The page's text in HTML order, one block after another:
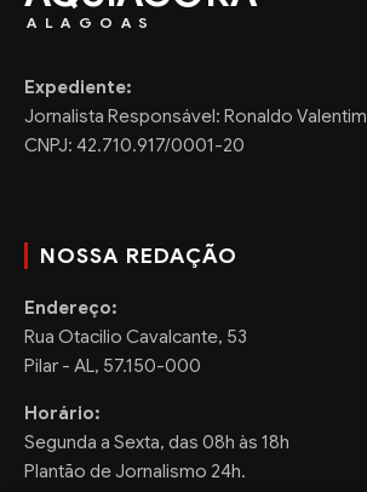
ALAGOAS
Expediente:
Jornalista Responsável: Ronaldo Valentim
CNPJ: 42.710.917/0001-20
NOSSA REDAÇÃO
Endereço:
Rua Otacilio Cavalcante, 53
Pilar - AL, 57.150-000
Horário:
Segunda a Sexta, das 08h às 18h
Plantão de Jornalismo 24h.